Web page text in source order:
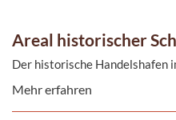
Areal historischer
Der historische Handelshafen
Mehr erfahren